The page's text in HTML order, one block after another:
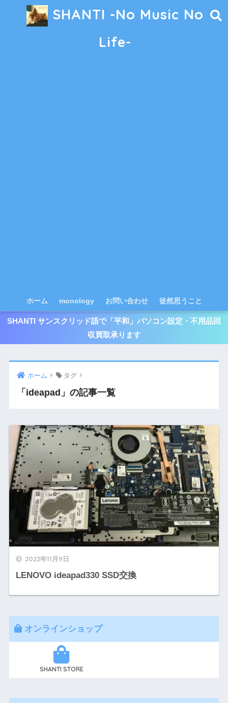
SHANTI -No Music No
Life-
ホーム monology お問い合わせ 徒然思うこと
SHANTI サンスクリッド語で「平和」パソコン設定・不用品回
収買取承ります
ホーム タグ
「ideapad」の記事一覧
2022年11月9日
LENOVO ideapad330 SSD交換
オンラインショップ
SHANTI STORE